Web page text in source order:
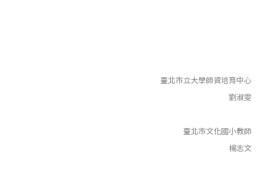
臺北市立大學師資培育中心
劉淑雯
臺北市文化國小教師
楊志文